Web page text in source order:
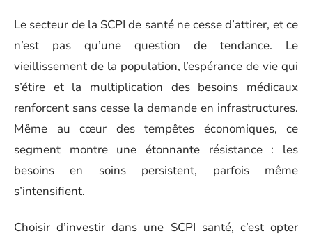
Le secteur de la SCPI de santé ne cesse d’attirer, et ce
n’est pas qu’une question de tendance. Le
vieillissement de la population, l’espérance de vie qui
s’étire et la multiplication des besoins médicaux
renforcent sans cesse la demande en infrastructures.
Même au cœur des tempêtes économiques, ce
segment montre une étonnante résistance : les
besoins en soins persistent, parfois même
s’intensifient.
Choisir d’investir dans une SCPI santé, c’est opter